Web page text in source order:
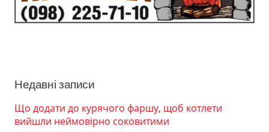
Недавні записи
Що додати до курячого фаршу, щоб котлети
вийшли неймовірно соковитими